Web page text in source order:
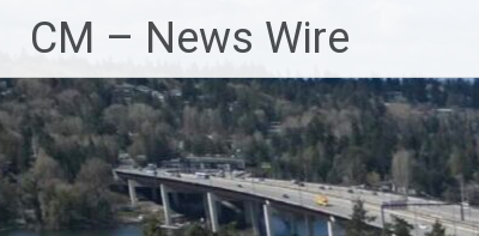
Inhalt
springen
CM – News Wire